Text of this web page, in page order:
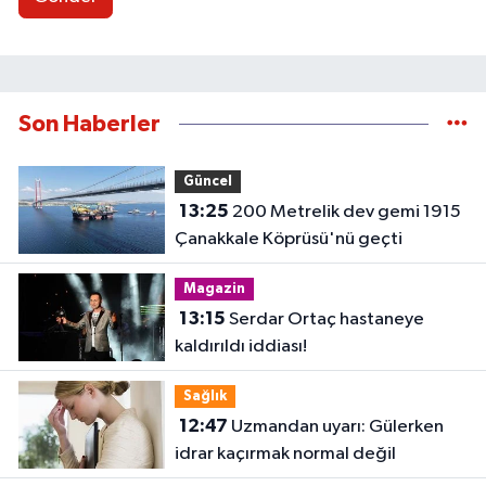
Son Haberler
Güncel
13:25
Çanakkale Köprüsü'nü geçti
Magazin
13:15
kaldırıldı iddiası!
Sağlık
12:47
idrar kaçırmak normal değil